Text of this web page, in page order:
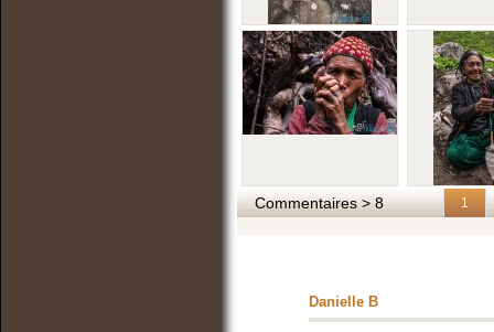
Commentaires > 8 1
Danielle B